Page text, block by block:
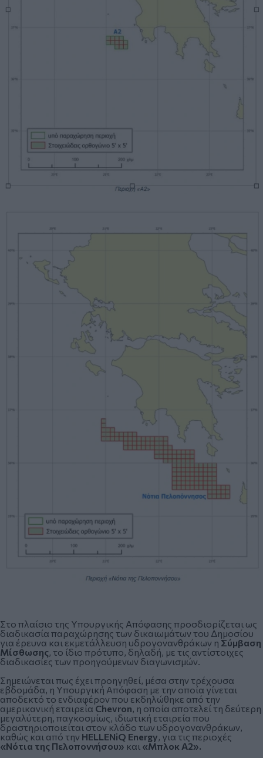
Στο πλαίσιο της Υπουργικής Απόφασης προσδιορίζεται ως
διαδικασία παραχώρησης των δικαιωμάτων του Δημοσίου
για έρευνα και εκμετάλλευση υδρογονανθράκων η Σύμβαση
Μίσθωσης , το ίδιο πρότυπο, δηλαδή, με τις αντίστοιχες
διαδικασίες των προηγούμενων διαγωνισμών.
Σημειώνεται πως έχει προηγηθεί, μέσα στην τρέχουσα
εβδομάδα, η Υπουργική Απόφαση με την οποία γίνεται
αποδεκτό το ενδιαφέρον που εκδηλώθηκε από την
αμερικανική εταιρείαChevron , η οποία αποτελεί τη δεύτερη
μεγαλύτερη, παγκοσμίως, ιδιωτική εταιρεία που
δραστηριοποιείται στον κλάδο των υδρογονανθράκων,
καθώς και από την HELLENiQ Energy , για τις περιοχές
«Νότια της Πελοποννήσου» και «Μπλοκ Α2».